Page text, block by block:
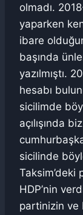
olmadı.
yaparken
ibare
başında
yazılmıştı.
hesabı
sicilimde
açılışında
sicilinde
Taksim’deki
HDP’nin
partinizin ve